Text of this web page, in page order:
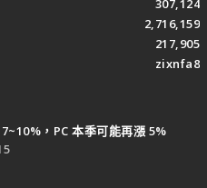
307,124
2,716,159
217,905
zixnfa8
，PC 本季可能再漲 5%